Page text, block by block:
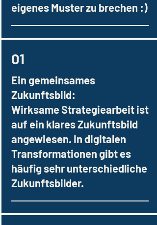
eigenes Muster zu brechen :)
01
Ein gemeinsames
Zukunftsbild:
Wirksame Strategiearbeit ist
auf ein klares Zukunftsbild
angewiesen. In digitalen
Transformationen gibt es
häufig sehr unterschiedliche
Zukunftsbilder.